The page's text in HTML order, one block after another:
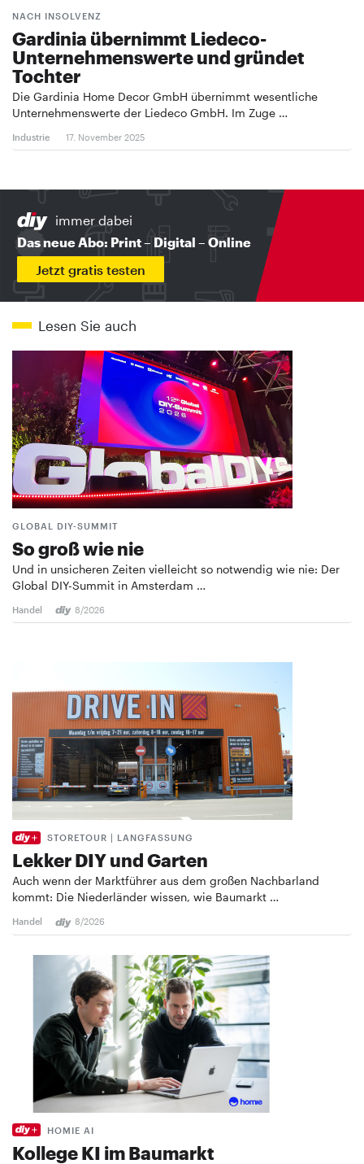
NACH INSOLVENZ
Gardinia übernimmt Liedeco-
Unternehmenswerte und gründet
Tochter
Die Gardinia Home Decor GmbH übernimmt wesentliche
Unternehmenswerte der Liedeco GmbH. Im Zuge …
Industrie 17. November 2025
immer dabei
Das neue Abo: Print – Digital – Online
Jetzt gratis testen
Lesen Sie auch
GLOBAL DIY-SUMMIT
So groß wie nie
Und in unsicheren Zeiten vielleicht so notwendig wie nie: Der
Global DIY-Summit in Amsterdam …
Handel 8/2026
STORETOUR | LANGFASSUNG
Lekker DIY und Garten
Auch wenn der Marktführer aus dem großen Nachbarland
kommt: Die Niederländer wissen, wie Baumarkt …
Handel 8/2026
HOMIE AI
Kollege KI im Baumarkt